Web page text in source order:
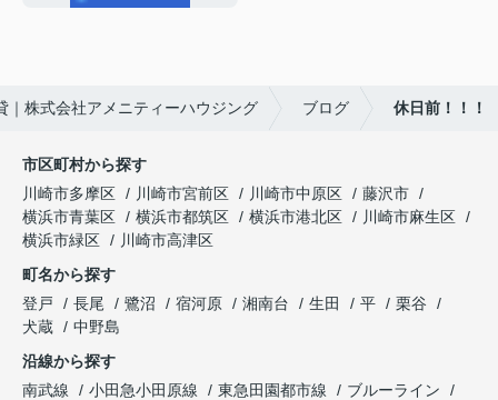
｜株式会社アメニティーハウジング ブログ 休日前！！！
市区町村から探す
川崎市多摩区
川崎市宮前区 川崎市中原区
藤沢市
横浜市青葉区
横浜市都筑区 横浜市港北区
川崎市麻生区
横浜市緑区
川崎市高津区
町名から探す
登戸
長尾 鷺沼 宿河原 湘南台 生田 平
栗谷
犬蔵
中野島
沿線から探す
南武線
小田急小田原線 東急田園都市線
ブルーライン